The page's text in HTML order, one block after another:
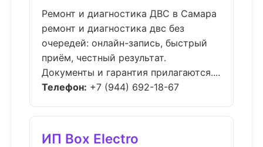
Ремонт и диагностика ДВС в Самара
ремонт и диагностика двс без
очередей: онлайн-запись, быстрый
приём, честный результат.
Документы и гарантия прилагаются....
Телефон: +7 (944) 692-18-67
ИП Box Electro